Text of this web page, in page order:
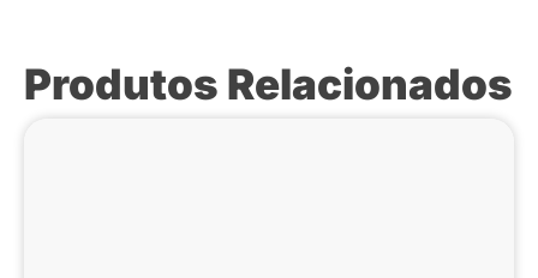
Produtos Relacionados